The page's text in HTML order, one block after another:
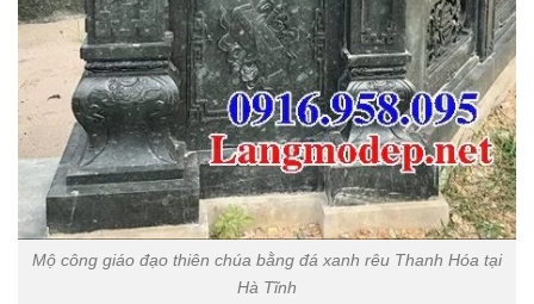
Mộ công giáo đạo thiên chúa bằng đá xanh rêu Thanh Hóa tại
Hà Tĩnh